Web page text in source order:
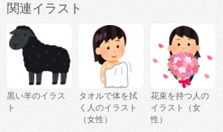
関連イラスト
黒い羊のイラス
ト
タオルで体を拭
く人のイラスト
（女性）
花束を持つ人の
イラスト（女
性）